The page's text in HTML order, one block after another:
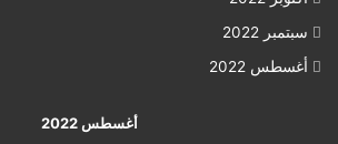
سبتمبر 2022
أغسطس 2022
أغسطس 2022